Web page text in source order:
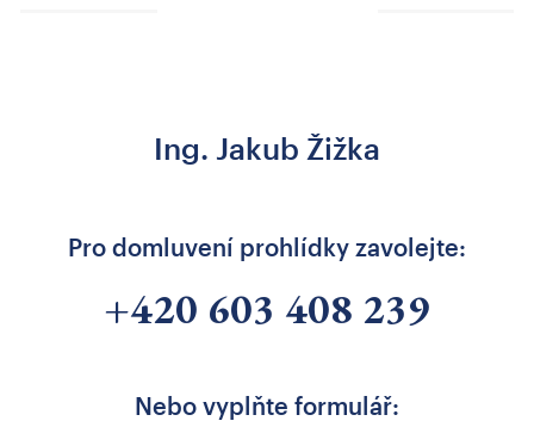
Ing. Jakub Žižka
Pro domluvení prohlídky zavolejte:
+420 603 408 239
Nebo vyplňte formulář: